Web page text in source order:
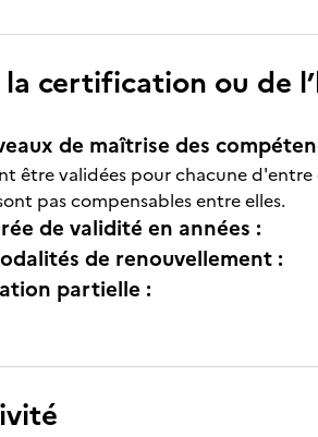
certification ou de
de maîtrise des
être validées pour chacune d'entre
pas compensables entre elles.
de validité en années :
de renouvellement :
partielle :